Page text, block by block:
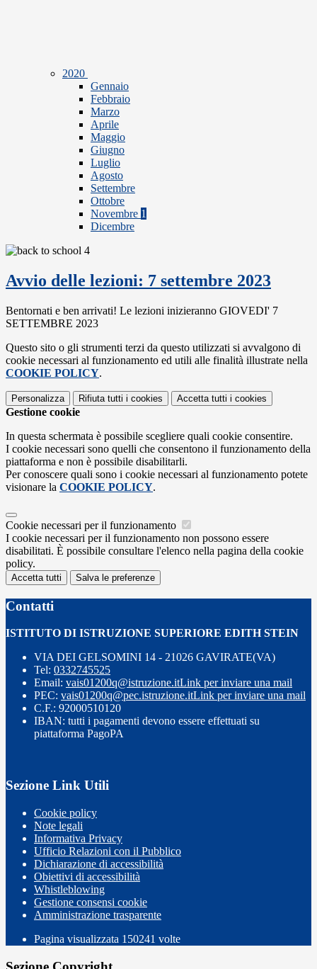
2020
Gennaio
Febbraio
Marzo
Aprile
Maggio
Giugno
Luglio
Agosto
Settembre
Ottobre
Novembre 1
Dicembre
Avvio delle lezioni: 7 settembre 2023
Bentornati e ben arrivati! Le lezioni inizieranno GIOVEDI' 7
SETTEMBRE 2023
Questo sito o gli strumenti terzi da questo utilizzati si avvalgono di
cookie necessari al funzionamento ed utili alle finalità illustrate nella
COOKIE POLICY.
Personalizza Rifiuta tutti i cookies Accetta tutti i cookies
Gestione cookie
In questa schermata è possibile scegliere quali cookie consentire.
I cookie necessari sono quelli che consentono il funzionamento della
piattaforma e non è possibile disabilitarli.
Per conoscere quali sono i cookie necessari al funzionamento potete
visionare la COOKIE POLICY.
Cookie necessari per il funzionamento
I cookie necessari per il funzionamento non possono essere
disabilitati. È possibile consultare l'elenco nella pagina della cookie
policy.
Accetta tutti Salva le preferenze
Contatti
ISTITUTO DI ISTRUZIONE SUPERIORE EDITH STEIN
VIA DEI GELSOMINI 14 - 21026 GAVIRATE(VA)
Tel: 0332745525
Email: vais01200q@istruzione.itLink per inviare una mail
PEC: vais01200q@pec.istruzione.itLink per inviare una mail
C.F.: 92000510120
IBAN: tutti i pagamenti devono essere effettuati su
piattaforma PagoPA
Sezione Link Utili
Cookie policy
Note legali
Informativa Privacy
Ufficio Relazioni con il Pubblico
Dichiarazione di accessibilità
Obiettivi di accessibilità
Whistleblowing
Gestione consensi cookie
Amministrazione trasparente
Pagina visualizzata 150241 volte